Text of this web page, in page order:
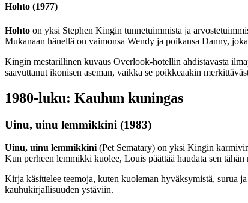
Hohto (1977)
Hohto on yksi Stephen Kingin tunnetuimmista ja
Mukanaan hänellä on vaimonsa Wendy ja poikansa Danny,
Kingin mestarillinen kuvaus Overlook-hotellin ahdistavasta
saavuttanut ikonisen aseman, vaikka se poikkeaakin
1980-luku: Kauhun kuningas
Uinu, uinu lemmikkini (1983)
Uinu, uinu lemmikkini (Pet Sematary) on yksi Kingin
Kun perheen lemmikki kuolee, Louis päättää haudata sen
Kirja käsittelee teemoja, kuten kuoleman hyväksymistä, surua
kauhukirjallisuuden ystäviin.